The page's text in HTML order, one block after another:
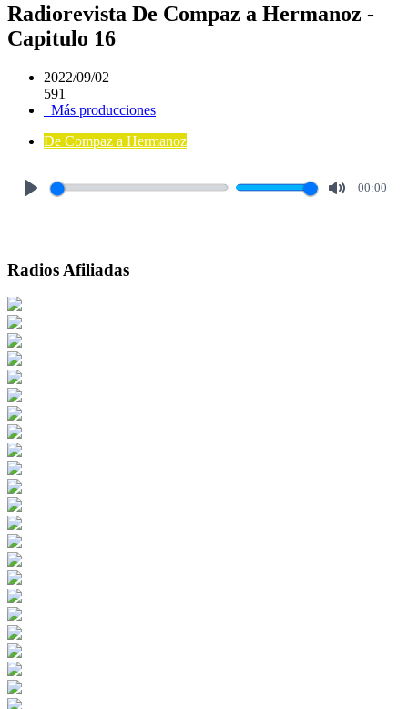
Radiorevista De Compaz a Hermanoz -
Capitulo 16
2022/09/02
591
Más producciones
De Compaz a Hermanoz
00:00
Radios Afiliadas